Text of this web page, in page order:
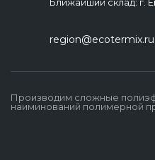
region@ecotermix.ru
Производим сложные
наиминований полимерной